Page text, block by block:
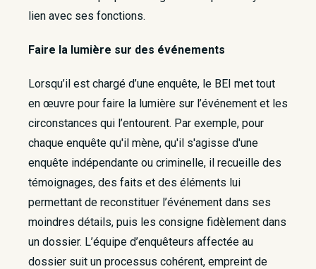
lien avec ses fonctions.
Faire la lumière sur des événements
Lorsqu’il est chargé d’une enquête, le BEI met tout
en œuvre pour faire la lumière sur l’événement et les
circonstances qui l’entourent. Par exemple, pour
chaque enquête qu'il mène, qu'il s'agisse d'une
enquête indépendante ou criminelle, il recueille des
témoignages, des faits et des éléments lui
permettant de reconstituer l’événement dans ses
moindres détails, puis les consigne fidèlement dans
un dossier. L’équipe d’enquêteurs affectée au
dossier suit un processus cohérent, empreint de